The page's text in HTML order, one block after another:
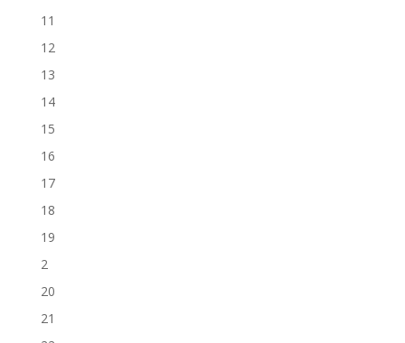
11
12
13
14
15
16
17
18
19
2
20
21